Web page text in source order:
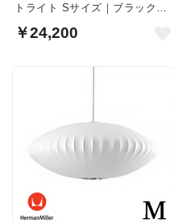
トライト Sサイズ｜ブラック・
￥24,200